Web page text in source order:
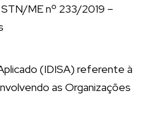
(IDISA) referente à
as Organizações